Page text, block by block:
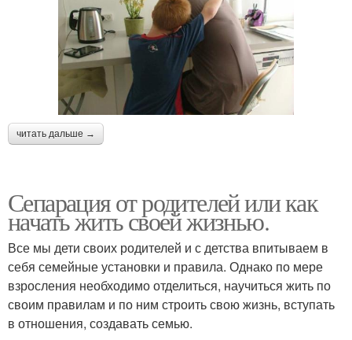
читать дальше →
Сепарация от родителей или как
начать жить своей жизнью.
Все мы дети своих родителей и с детства впитываем в
себя семейные установки и правила. Однако по мере
взросления необходимо отделиться, научиться жить по
своим правилам и по ним строить свою жизнь, вступать
в отношения, создавать семью.